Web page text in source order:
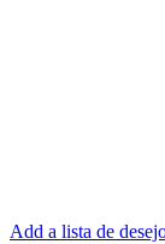
Add a lista de